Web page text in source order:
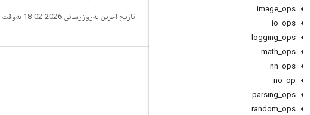
image ops
io ops
logging ops
math ops
nn ops
no op
parsing ops
random ops
تاریخ آخرین به‌روزرسانی 2026-02-18 به‌وقت ساعت هماهنگ جهانی.
مرتبط بمانید
تالار گفتمان